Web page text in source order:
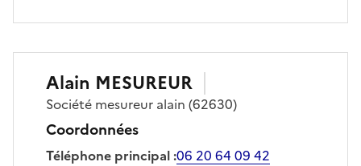
Alain MESUREUR
Société mesureur alain (62630)
Coordonnées
Téléphone principal:06 20 64 09 42